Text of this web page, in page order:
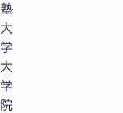
塾
大
学
大
学
院